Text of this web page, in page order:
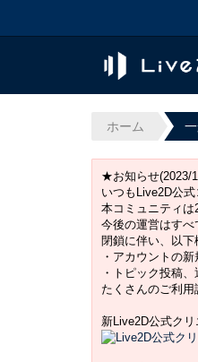
ホーム
★お知らせ(2023/
いつもLive2D公
本コミュニティは
今後の運営はすべ
閉鎖に伴い、以下
・アカウントの
・トピック投稿、
たくさんのご利用
新Live2D公式ク